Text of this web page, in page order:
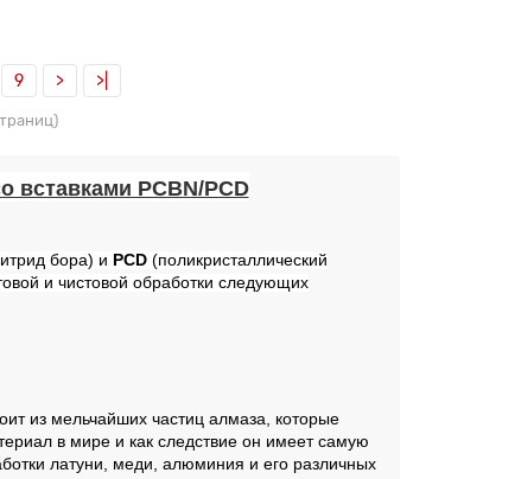
9 > >|
вставками PCBN/PCD
бора) и PCD (поликристаллический
и чистовой обработки следующих
из мельчайших частиц алмаза, которые
в мире и как следствие он имеет самую
латуни, меди, алюминия и его различных